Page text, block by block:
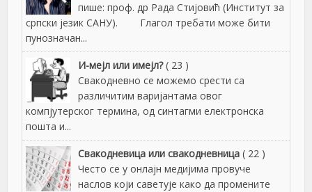
пише: проф. др Рада Стијовић (Институт за
српски језик САНУ). Глагол требати може бити
пунозначан...
И-мејл или имејл? ( 23 )
Свакодневно се можемо срести са
различитим варијантама овог
компјутерског термина, од синтагми електронска
пошта и...
Свакодневица или свакодневница ( 22 )
Често се у онлајн медијима провуче
наслов који саветује како да промените